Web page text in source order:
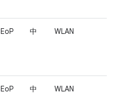
EoP 中 WLAN
EoP 中 WLAN